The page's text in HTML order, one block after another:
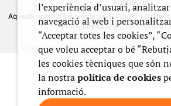
Aquesta obra està subjecta a una llicència de
CompartirIgual 4.0 de Creative
© 1999-2026 festes.org
Crèdits del webAvís legalPolítica de privadesa
l’experiència d’usuari,
navegació al web i
“Acceptar totes les cookies”,
que voleu acceptar o bé
les cookies tècniques que són
la nostrapolítica de cookies
informació.